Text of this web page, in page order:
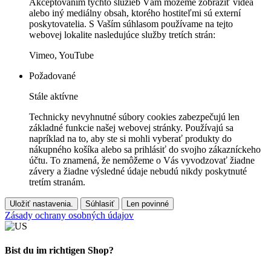
Akceptovaním týchto služieb Vám môžeme zobraziť videá
alebo iný mediálny obsah, ktorého hostiteľmi sú externí
poskytovatelia. S Vaším súhlasom používame na tejto
webovej lokalite nasledujúce služby tretích strán:
Vimeo, YouTube
Požadované
Stále aktívne
Technicky nevyhnutné súbory cookies zabezpečujú len
základné funkcie našej webovej stránky. Používajú sa
napríklad na to, aby ste si mohli vyberať produkty do
nákupného košíka alebo sa prihlásiť do svojho zákazníckeho
účtu. To znamená, že nemôžeme o Vás vyvodzovať žiadne
závery a žiadne výsledné údaje nebudú nikdy poskytnuté
tretím stranám.
Uložiť nastavenia. Súhlasiť Len povinné
Zásady ochrany osobných údajov
Bist du im richtigen Shop?